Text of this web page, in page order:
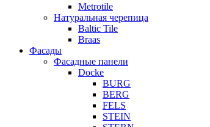
Metrotile
Натуральная черепица
Baltic Tile
Braas
Фасады
Фасадные панели
Docke
BURG
BERG
FELS
STEIN